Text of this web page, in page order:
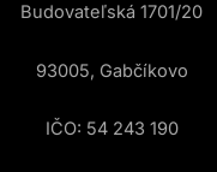
Budovateľská 1701/20
93005, Gabčíkovo
IČO: 54 243 190